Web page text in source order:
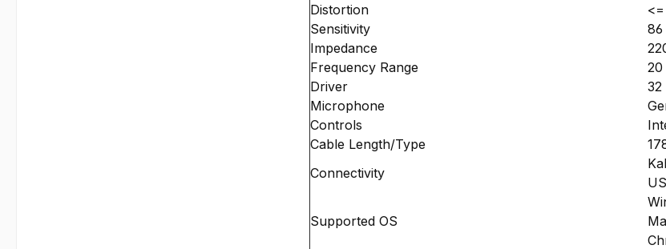
Distortion
Sensitivity
86
Impedance
Frequency Range
20
Driver
32
Microphone
Controls
Cable Length/Type
Connectivity
Supported OS